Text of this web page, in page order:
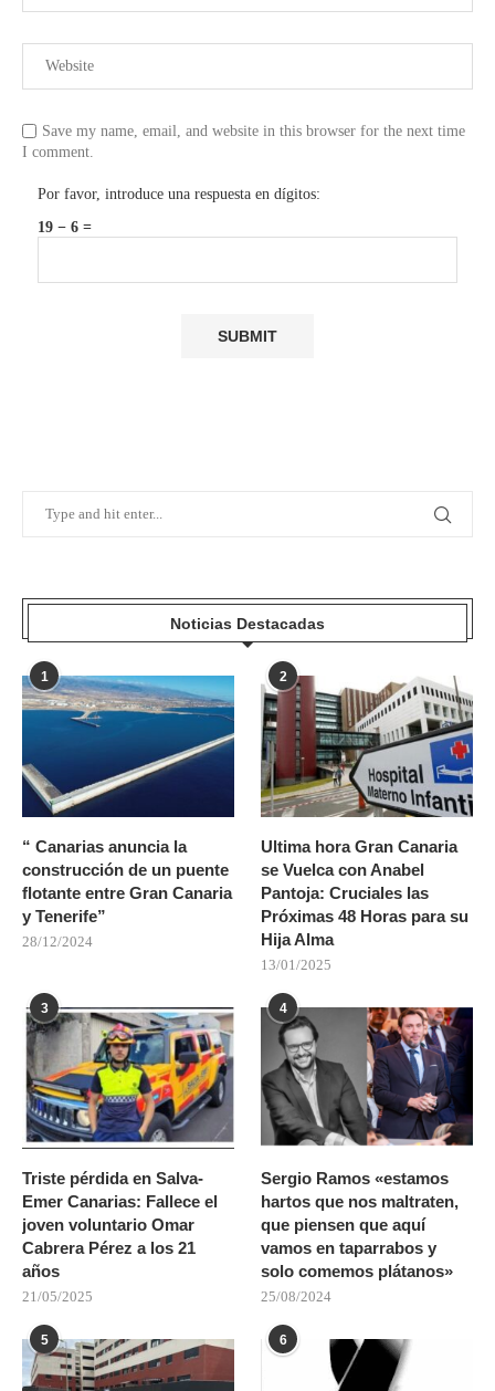
Save my name, email, and website in this browser for the next time
I comment.
Por favor, introduce una respuesta en dígitos:
19 − 6 =
Noticias Destacadas
1
“ Canarias anuncia la
construcción de un puente
flotante entre Gran Canaria
y Tenerife”
28/12/2024
2
Ultima hora Gran Canaria
se Vuelca con Anabel
Pantoja: Cruciales las
Próximas 48 Horas para su
Hija Alma
13/01/2025
3
Triste pérdida en Salva-
Emer Canarias: Fallece el
joven voluntario Omar
Cabrera Pérez a los 21
años
21/05/2025
4
Sergio Ramos «estamos
hartos que nos maltraten,
que piensen que aquí
vamos en taparrabos y
solo comemos plátanos»
25/08/2024
5 6